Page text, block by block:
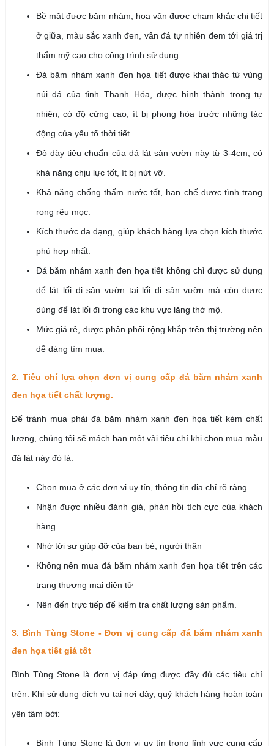
Bề mặt được băm nhám, hoa văn được chạm khắc chi tiết
ở giữa, màu sắc xanh đen, vân đá tự nhiên đem tới giá trị
thẩm mỹ cao cho công trình sử dụng.
Đá băm nhám xanh đen họa tiết được khai thác từ vùng
núi đá của tỉnh Thanh Hóa, được hình thành trong tự
nhiên, có độ cứng cao, ít bị phong hóa trước những tác
động của yếu tố thời tiết.
Độ dày tiêu chuẩn của đá lát sân vườn này từ 3-4cm, có
khả năng chịu lực tốt, ít bị nứt vỡ.
Khả năng chống thấm nước tốt, hạn chế được tình trạng
rong rêu mọc.
Kích thước đa dạng, giúp khách hàng lựa chọn kích thước
phù hợp nhất.
Đá băm nhám xanh đen họa tiết không chỉ được sử dụng
để lát lối đi sân vườn tại lối đi sân vườn mà còn được
dùng để lát lối đi trong các khu vực lăng thờ mộ.
Mức giá rẻ, được phân phối rộng khắp trên thị trường nên
dễ dàng tìm mua.
2. Tiêu chí lựa chọn đơn vị cung cấp đá băm nhám xanh
đen họa tiết chất lượng.
Để tránh mua phải đá băm nhám xanh đen họa tiết kém chất
lượng, chúng tôi sẽ mách bạn một vài tiêu chí khi chọn mua mẫu
đá lát này đó là:
Chọn mua ở các đơn vị uy tín, thông tin địa chỉ rõ ràng
Nhận được nhiều đánh giá, phản hồi tích cực của khách
hàng
Nhờ tới sự giúp đỡ của bạn bè, người thân
Không nên mua đá băm nhám xanh đen họa tiết trên các
trang thương mại điện tử
Nên đến trực tiếp để kiểm tra chất lượng sản phẩm.
3. Bình Tùng Stone - Đơn vị cung cấp đá băm nhám xanh
đen họa tiết giá tốt
Bình Tùng Stone là đơn vị đáp ứng được đầy đủ các tiêu chí
trên. Khi sử dụng dịch vụ tại nơi đây, quý khách hàng hoàn toàn
yên tâm bởi:
Bình Tùng Stone là đơn vị uy tín trong lĩnh vực cung cấp